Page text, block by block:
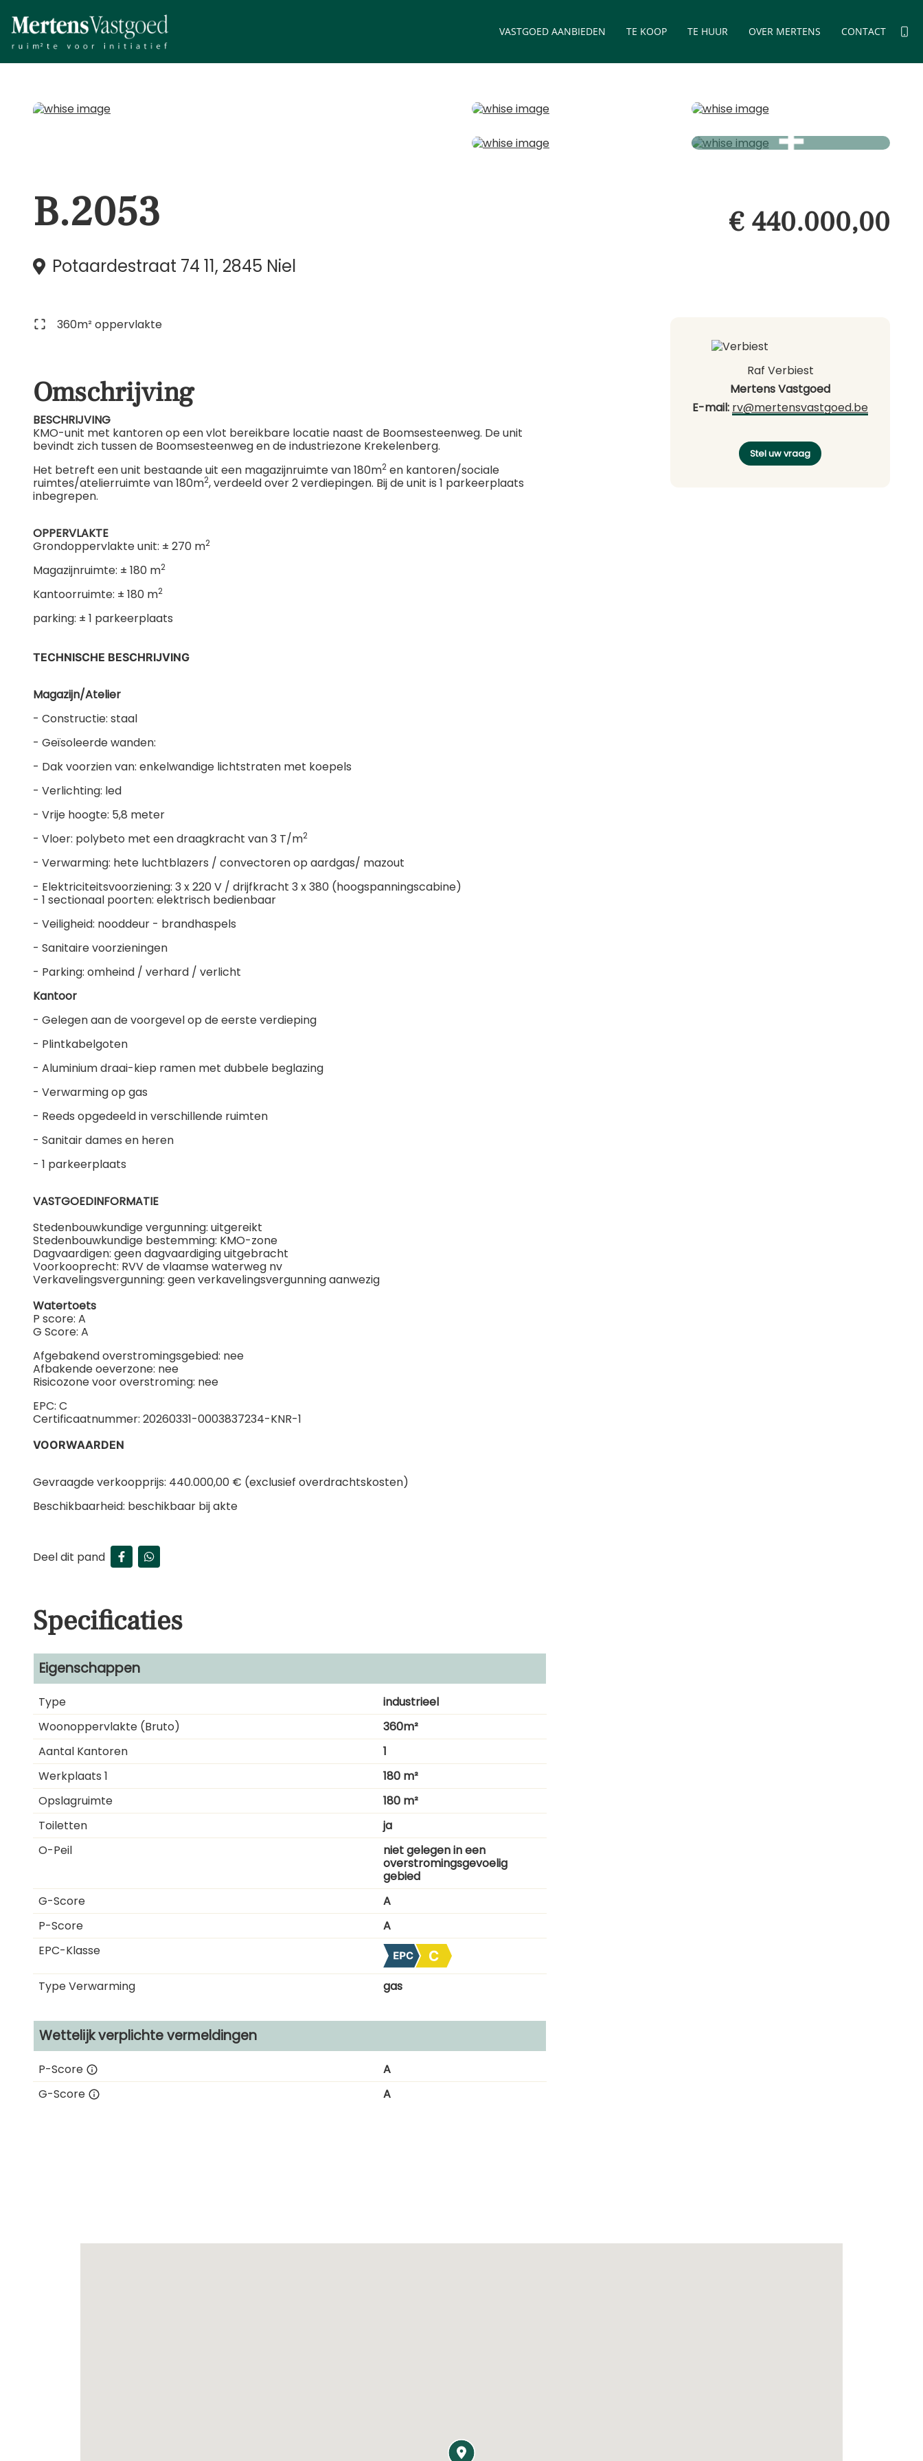
VASTGOED AANBIEDEN TE KOOP TE HUUR OVER MERTENS CONTACT
B.2053 € 440.000,00
Potaardestraat 74 11, 2845 Niel
360m² oppervlakte
Omschrijving
BESCHRIJVING
KMO-unit met kantoren op een vlot bereikbare locatie naast de Boomsesteenweg. De unit
bevindt zich tussen de Boomsesteenweg en de industriezone Krekelenberg.
Het betreft een unit bestaande uit een magazijnruimte van 180m2 en kantoren/sociale
ruimtes/atelierruimte van 180m2, verdeeld over 2 verdiepingen. Bij de unit is 1 parkeerplaats
inbegrepen.
OPPERVLAKTE
Grondoppervlakte unit: ± 270 m2
Magazijnruimte: ± 180 m2
Kantoorruimte: ± 180 m2
parking: ± 1 parkeerplaats
TECHNISCHE BESCHRIJVING
Magazijn/Atelier
- Constructie: staal
- Geïsoleerde wanden:
- Dak voorzien van: enkelwandige lichtstraten met koepels
- Verlichting: led
- Vrije hoogte: 5,8 meter
- Vloer: polybeto met een draagkracht van 3 T/m2
- Verwarming: hete luchtblazers / convectoren op aardgas/ mazout
- Elektriciteitsvoorziening: 3 x 220 V / drijfkracht 3 x 380 (hoogspanningscabine)
- 1 sectionaal poorten: elektrisch bedienbaar
- Veiligheid: nooddeur - brandhaspels
- Sanitaire voorzieningen
- Parking: omheind / verhard / verlicht
Kantoor
- Gelegen aan de voorgevel op de eerste verdieping
- Plintkabelgoten
- Aluminium draai-kiep ramen met dubbele beglazing
- Verwarming op gas
- Reeds opgedeeld in verschillende ruimten
- Sanitair dames en heren
- 1 parkeerplaats
VASTGOEDINFORMATIE
Stedenbouwkundige vergunning: uitgereikt
Stedenbouwkundige bestemming: KMO-zone
Dagvaardigen: geen dagvaardiging uitgebracht
Voorkooprecht: RVV de vlaamse waterweg nv
Verkavelingsvergunning: geen verkavelingsvergunning aanwezig
Watertoets
P score: A
G Score: A
Afgebakend overstromingsgebied: nee
Afbakende oeverzone: nee
Risicozone voor overstroming: nee
EPC: C
Certificaatnummer: 20260331-0003837234-KNR-1
VOORWAARDEN
Gevraagde verkoopprijs: 440.000,00 € (exclusief overdrachtskosten)
Beschikbaarheid: beschikbaar bij akte
Deel dit pand
Specificaties
Eigenschappen
Type
industrieel
Woonoppervlakte (bruto)
360m²
Aantal Kantoren
1
Werkplaats 1
180 m²
Opslagruimte
180 m²
Toiletten
ja
O-Peil
niet gelegen in een
overstromingsgevoelig
gebied
G-Score
A
P-Score
A
EPC-Klasse
Type Verwarming gas
Wettelijk verplichte vermeldingen
P-Score
A
G-Score
A
Raf Verbiest
Mertens Vastgoed
E-mail: rv@mertensvastgoed.be
Stel uw vraag